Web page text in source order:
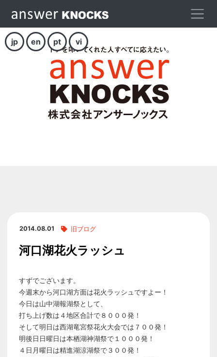
jp en pt vi
2014.08.01 旧ブログ
河口湖花火ラッシュ
すずでございます。
今週末から河口湖方面は花火ラッシュですよー！
今日は山中湖報湖祭として、
打ち上げ数は４地区合計で８０００発！
そして明日は西湖竜宮祭花火大会では７００発！
明後日日曜日は本栖湖神湖祭で１０００発！
４日月曜日は精進湖涼湖祭で３００発！